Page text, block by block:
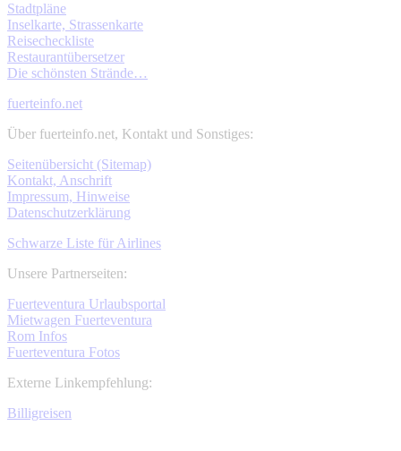
Stadtpläne
Inselkarte, Strassenkarte
Reisecheckliste
Restaurantübersetzer
Die schönsten Strände…
fuerteinfo.net
Über fuerteinfo.net, Kontakt und Sonstiges:
Seitenübersicht (Sitemap)
Kontakt, Anschrift
Impressum, Hinweise
Datenschutzerklärung
Schwarze Liste für Airlines
Unsere Partnerseiten:
Fuerteventura Urlaubsportal
Mietwagen Fuerteventura
Rom Infos
Fuerteventura Fotos
Externe Linkempfehlung:
Billigreisen